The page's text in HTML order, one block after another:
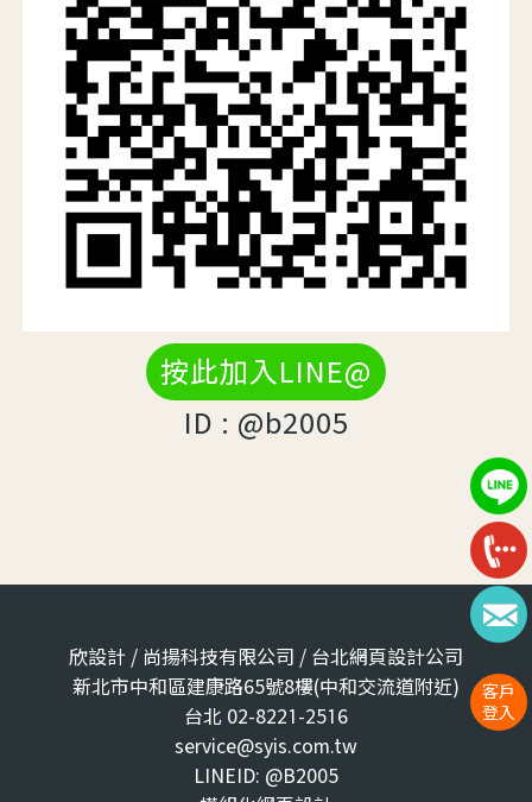
客戶
登入
按此加入LINE@
ID : @b2005
欣設計 / 尚揚科技有限公司 / 台北網頁設計公司
新北市中和區建康路65號8樓(中和交流道附近)
台北 02-8221-2516
service@syis.com.tw
LINEID: @B2005